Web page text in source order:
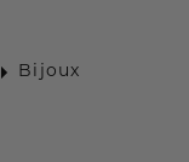
Bijoux